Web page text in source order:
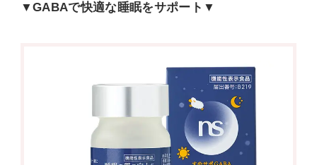
▼GABAで快適な睡眠をサポート▼